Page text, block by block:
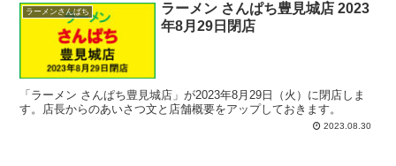
ラーメンさんぱち
ラーメン さんぱち豊見城店 2023
年8月29日閉店
「ラーメン さんぱち豊見城店」が2023年8月29日（火）に閉店しま
す。店長からのあいさつ文と店舗概要をアップしておきます。
2023.08.30